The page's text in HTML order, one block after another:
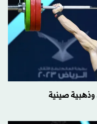
وذهبية صينية